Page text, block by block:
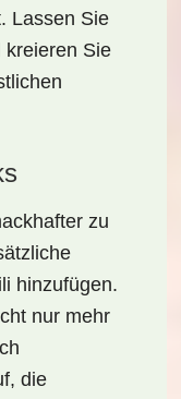
Lassen Sie
kreieren Sie
zu
hinzufügen.
nur mehr
die